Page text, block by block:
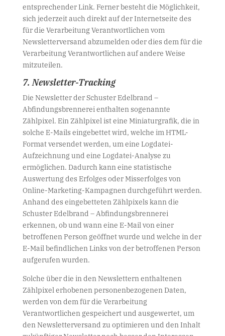
entsprechender Link. Ferner besteht die Möglichkeit,
sich jederzeit auch direkt auf der Internetseite des
für die Verarbeitung Verantwortlichen vom
Newsletterversand abzumelden oder dies dem für die
Verarbeitung Verantwortlichen auf andere Weise
mitzuteilen.
7. Newsletter-Tracking
Die Newsletter der Schuster Edelbrand –
Abfindungsbrennerei enthalten sogenannte
Zählpixel. Ein Zählpixel ist eine Miniaturgrafik, die in
solche E-Mails eingebettet wird, welche im HTML-
Format versendet werden, um eine Logdatei-
Aufzeichnung und eine Logdatei-Analyse zu
ermöglichen. Dadurch kann eine statistische
Auswertung des Erfolges oder Misserfolges von
Online-Marketing-Kampagnen durchgeführt werden.
Anhand des eingebetteten Zählpixels kann die
Schuster Edelbrand – Abfindungsbrennerei
erkennen, ob und wann eine E-Mail von einer
betroffenen Person geöffnet wurde und welche in der
E-Mail befindlichen Links von der betroffenen Person
aufgerufen wurden.
Solche über die in den Newslettern enthaltenen
Zählpixel erhobenen personenbezogenen Daten,
werden von dem für die Verarbeitung
Verantwortlichen gespeichert und ausgewertet, um
den Newsletterversand zu optimieren und den Inhalt